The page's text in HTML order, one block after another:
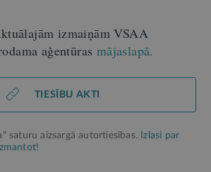
izmaiņām VSAA
aģentūras mājaslapā.
TIESĪBU AKTI
saturu aizsargā autortiesības.
Izlasi par